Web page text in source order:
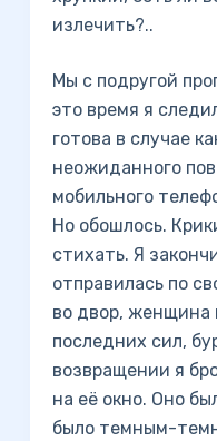
излечить?..
Мы с подругой
это время я
готова в случае
неожиданного
мобильного
Но обошлось.
стихать. Я
отправилась по
во двор, женщина
последних сил,
возвращении я
на её окно. Оно
было темным-